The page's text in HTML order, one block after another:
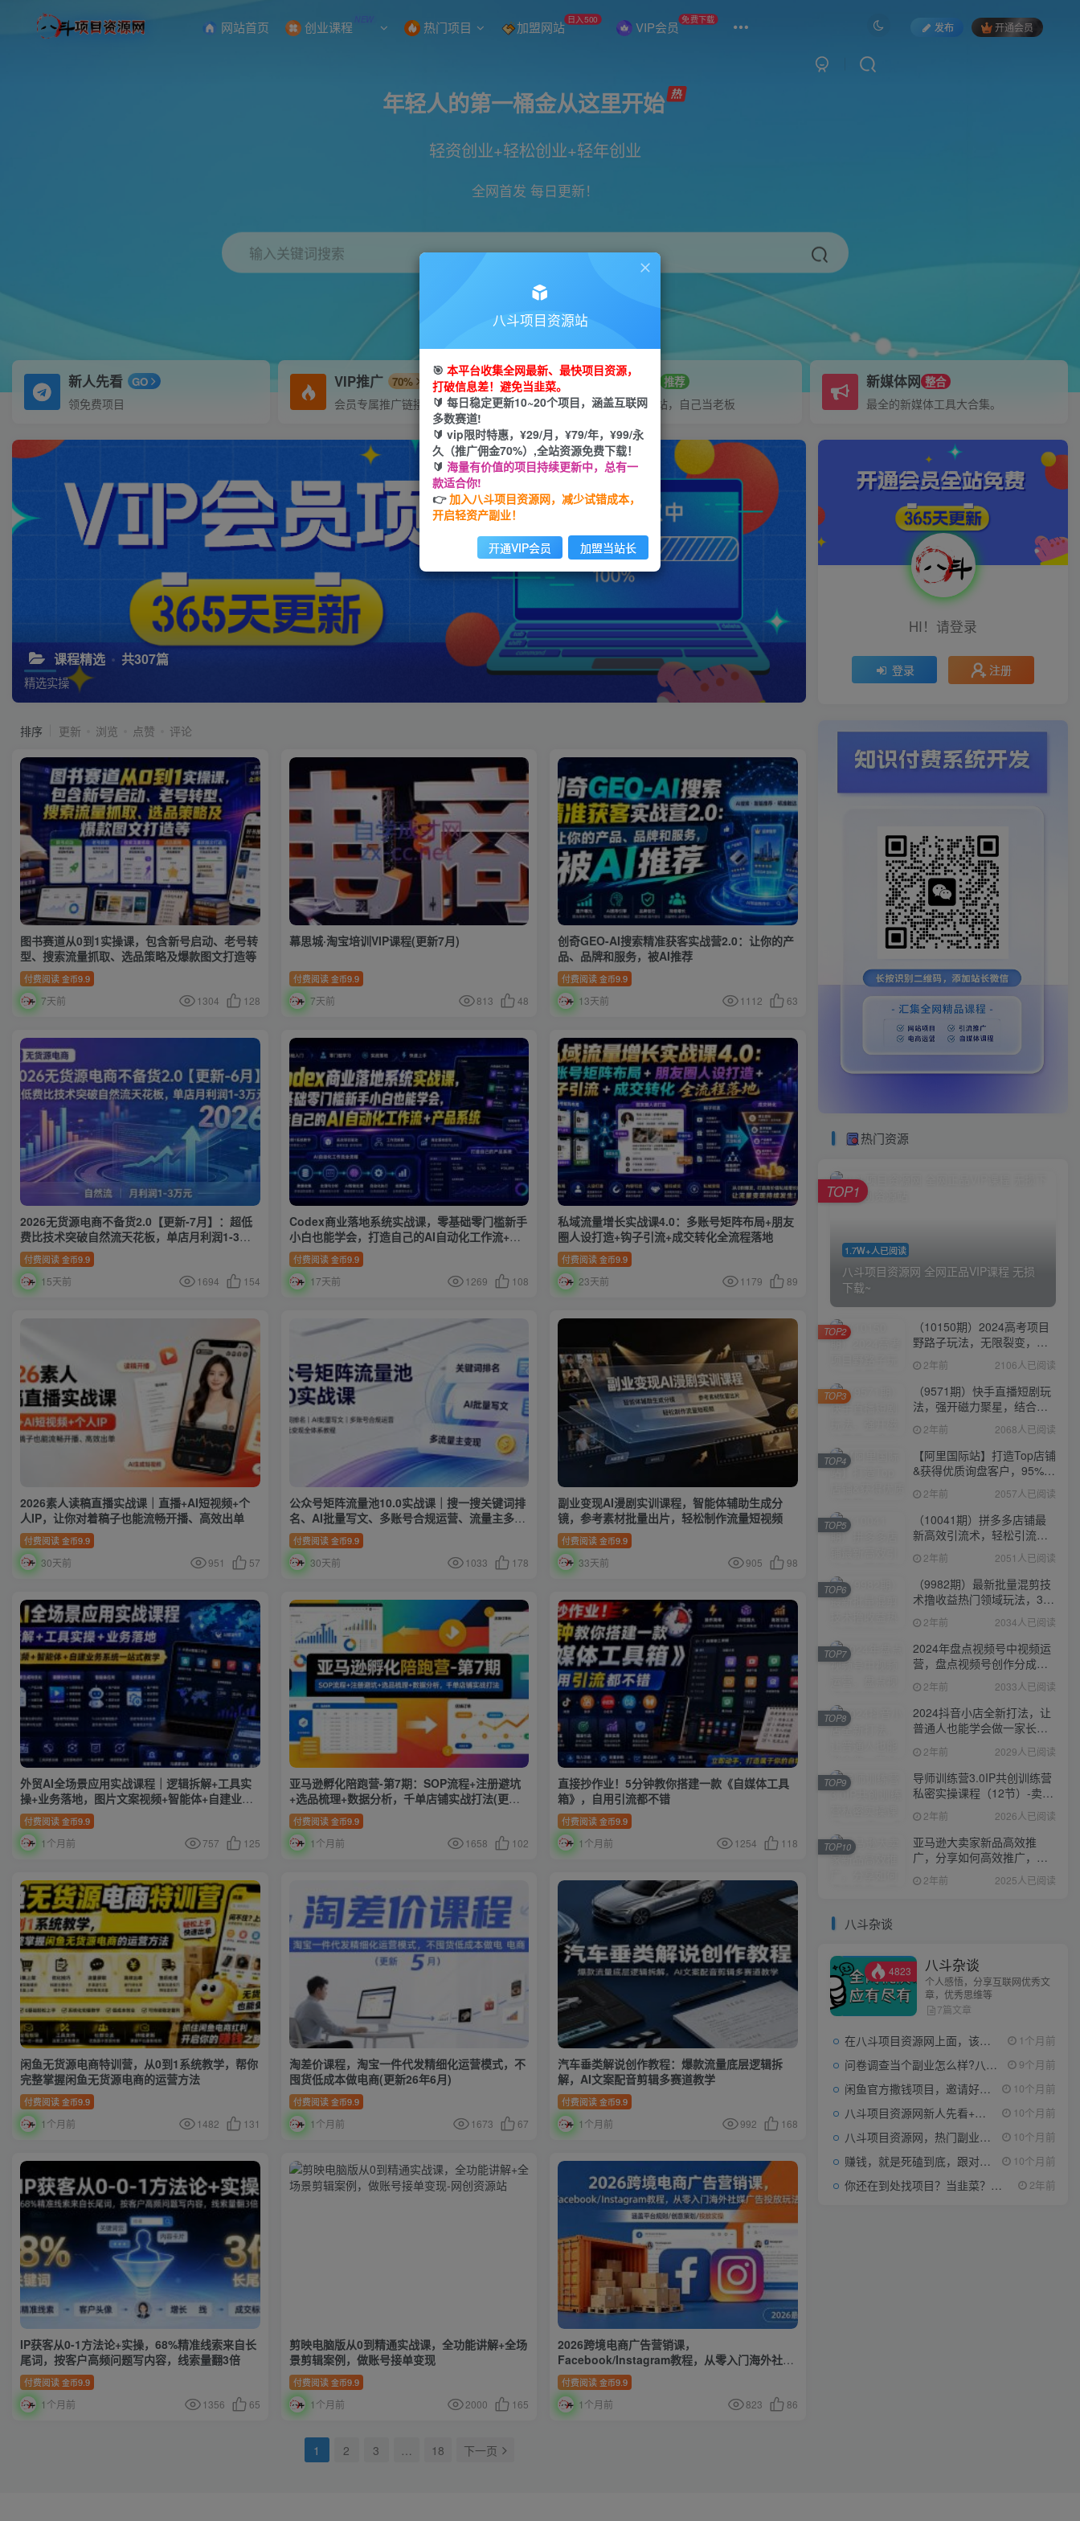
网站首页 创业课程 NEW 热门项目 加盟网站 日入500 VIP会员 免费下载
发布 开通会员
年轻人的第一桶金从这里开始
轻资创业+轻松创业+轻年创业
全网首发 每日更新！
输入关键词搜索
电商
新人先看 GO
领免费项目
VIP推广 70%
会员专属推广链接
招募站长 推荐
搭建同款网站，自己当老板
新媒体网 整合
最全的新媒体工具大合集。
课程精选 共307篇
精选实操
排序 更新 浏览 点赞 评论
图书赛道从0到1实操课，包含新号启动、老号转
型、搜索流量抓取、选品策略及爆款图文打造等
付费阅读 金币9.9
7天前 1304 128
幕思城·淘宝培训VIP课程(更新7月)
付费阅读 金币9.9
7天前 813 48
创奇GEO-AI搜索精准获客实战营2.0：让你的产
品、品牌和服务，被AI推荐
付费阅读 金币9.9
13天前 1112 63
2026无货源电商不备货2.0【更新-7月】：超低
费比技术突破自然流天花板，单店月利润1-3万
元付费阅读 金币9.9
15天前 1694 154
Codex商业落地系统实战课，零基础零门槛新手
小白也能学会，打造自己的AI自动化工作流+产
品系统
付费阅读 金币9.9
17天前 1269 108
私域流量增长实战课4.0：多账号矩阵布局+朋友
圈人设打造+钩子引流+成交转化全流程落地
付费阅读 金币9.9
23天前 1179 89
2026素人读稿直播实战课｜直播+AI短视频+个
人IP，让你对着稿子也能流畅开播、高效出单
付费阅读 金币9.9
30天前 951 57
公众号矩阵流量池10.0实战课｜搜一搜关键词排
名、AI批量写文、多账号合规运营、流量主多元
变现全体系教程
付费阅读 金币9.9
30天前 1033 178
副业变现AI漫剧实训课程，智能体辅助生成分
镜，参考素材批量出片，轻松制作流量短视频
付费阅读 金币9.9
33天前 905 98
外贸AI全场景应用实战课程｜逻辑拆解+工具实
操+业务落地，图片文案视频+智能体+自建业务
系统一站式教学
付费阅读 金币9.9
1个月前 757 125
亚马逊孵化陪跑营-第7期：SOP流程+注册避坑
+选品梳理+数据分析，千单店铺实战打法(更新
0625
付费阅读 金币9.9
1个月前 1658 102
直接抄作业！5分钟教你搭建一款《自媒体工具
箱》，自用引流都不错
付费阅读 金币9.9
1个月前 1254 118
闲鱼无货源电商特训营，从0到1系统教学，帮你
完整掌握闲鱼无货源电商的运营方法
付费阅读 金币9.9
1个月前 1482 131
淘差价课程，淘宝一件代发精细化运营模式，不
囤货低成本做电商(更新26年6月)
付费阅读 金币9.9
1个月前 1673 67
汽车垂类解说创作教程：爆款流量底层逻辑拆
解，AI文案配音剪辑多赛道教学
付费阅读 金币9.9
1个月前 992 168
IP获客从0-1方法论+实操，68%精准线索来自长
尾词，按客户高频问题写内容，线索量翻3倍
付费阅读 金币9.9
1个月前 1356 65
剪映电脑版从0到精通实战课，全功能讲解+全场
景剪辑案例，做账号接单变现
付费阅读 金币9.9
1个月前 2000 165
2026跨境电商广告营销课，
Facebook/Instagram教程，从零入门海外社媒
广告投放玩法
付费阅读 金币9.9
1个月前 823 86
1 2 3 … 18 下一页
HI！请登录
登录 注册
热门资源
1.7W+人已阅读
八斗项目资源网 全网正品VIP课程 无损
下载~
TOP1
（10150期）2024高考项目
野路子玩法，无限裂变，最
高一天1W＋！
2年前 2106人已阅读
TOP2
（9571期）快手直播短剧玩
法，强开磁力聚星，结合多
种变现方式日入600+
2年前 2068人已阅读
TOP3
【阿里国际站】打造Top店铺
&获得优质询盘客户，​95%的
国际站讲师不会说的运营技
巧 2年前 2057人已阅读
TOP4
（10041期）拼多多店铺最
新高效引流术，轻松引流
400+创业粉，精准日变现五
位数！
2年前 2051人已阅读
TOP5
（9982期）最新批量混剪技
术撸收益热门领域玩法，3分
钟一条原创视频，轻松日入
1000＋
2年前 2034人已阅读
TOP6
2024年盘点视频号中视频运
营，盘点视频号创作分成计
划，快速过原创日入300+
2年前 2033人已阅读
TOP7
2024抖音小店全新打法，让
普通人也能学会做一家长久
稳定赚钱的抖店
2年前 2029人已阅读
TOP8
导师训练营3.0IP共创训练营
私密实操课程（12节）-卖项
目的密码成功秘诀
2年前 2026人已阅读
TOP9
亚马逊大卖家新品高效推
广，分享如何高效推广，打
造百万美金爆款单品
2年前 2025人已阅读
TOP10
八斗杂谈
4823 八斗杂谈
个人感悟，分享互联网优秀文
章，优秀思维等
7篇文章
在八斗项目资源网上面，该看什么类型的赚钱项目 1个月前
问卷调查当个副业怎么样?八斗告诉你 9个月前
闲鱼官方撒钱项目，邀请好友领现金，单价1-8元，0成本可以当个小副业 10个月前
八斗项目资源网新人先看+领取【0撸小项目+互联网工具箱】 10个月前
八斗项目资源网，热门副业项目任你选，每日持续更新 10个月前
赚钱，就是死磕到底，跟对人做对事。 10个月前
你还在到处找项目？当韭菜？我靠项目资源网也能月如过万。 2年前
八斗项目资源站
🎯 本平台收集全网最新、最快项目资源，
打破信息差！避免当韭菜。
🔰 每日稳定更新10~20个项目，涵盖互联网
多数赛道!
🔰 vip限时特惠，¥29/月，¥79/年，¥99/永
久（推广佣金70%）,全站资源免费下载！
🔰 海量有价值的项目持续更新中，总有一
款适合你!
👉加入八斗项目资源网，减少试错成本，
开启轻资产副业！
开通VIP会员 加盟当站长